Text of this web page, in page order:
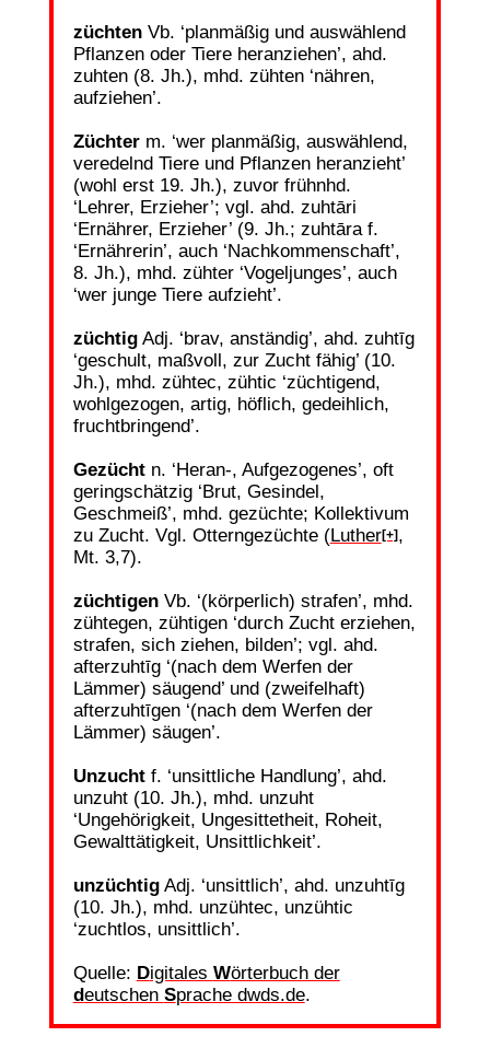
züchtenVb. ‘planmäßig und auswählend
Pflanzen oder Tiere heranziehen’, ahd.
zuhten (8. Jh.), mhd. zühten ‘nähren,
aufziehen’.
Züchterm. ‘wer planmäßig, auswählend,
veredelnd Tiere und Pflanzen heranzieht’
(wohl erst 19. Jh.), zuvor frühnhd.
‘Lehrer, Erzieher’; vgl. ahd. zuhtāri
‘Ernährer, Erzieher’ (9. Jh.; zuhtāra f.
‘Ernährerin’, auch ‘Nachkommenschaft’,
8. Jh.), mhd. zühter ‘Vogeljunges’, auch
‘wer junge Tiere aufzieht’.
züchtigAdj. ‘brav, anständig’, ahd. zuhtīg
‘geschult, maßvoll, zur Zucht fähig’ (10.
Jh.), mhd. zühtec, zühtic ‘züchtigend,
wohlgezogen, artig, höflich, gedeihlich,
fruchtbringend’.
Gezüchtn. ‘Heran-, Aufgezogenes’, oft
geringschätzig ‘Brut, Gesindel,
Geschmeiß’, mhd. gezüchte; Kollektivum
zu Zucht. Vgl. Otterngezüchte (Luther[+],
Mt. 3,7).
züchtigenVb. ‘(körperlich) strafen’, mhd.
zühtegen, zühtigen ‘durch Zucht erziehen,
strafen, sich ziehen, bilden’; vgl. ahd.
afterzuhtīg ‘(nach dem Werfen der
Lämmer) säugend’ und (zweifelhaft)
afterzuhtīgen ‘(nach dem Werfen der
Lämmer) säugen’.
Unzuchtf. ‘unsittliche Handlung’, ahd.
unzuht (10. Jh.), mhd. unzuht
‘Ungehörigkeit, Ungesittetheit, Roheit,
Gewalttätigkeit, Unsittlichkeit’.
unzüchtigAdj. ‘unsittlich’, ahd. unzuhtīg
(10. Jh.), mhd. unzühtec, unzühtic
‘zuchtlos, unsittlich’.
Quelle: Digitales Wörterbuch der
deutschen Sprache dwds.de.